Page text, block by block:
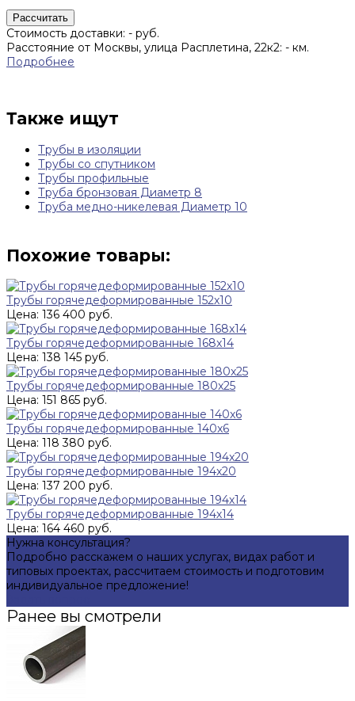
Рассчитать
Стоимость доставки: - руб.
Расстояние от Москвы, улица Расплетина, 22к2: - км.
Подробнее
Также ищут
Трубы в изоляции
Трубы со спутником
Трубы профильные
Труба бронзовая Диаметр 8
Труба медно-никелевая Диаметр 10
Похожие товары:
Трубы горячедеформированные 152x10
Цена: 136 400 руб.
Трубы горячедеформированные 168x14
Цена: 138 145 руб.
Трубы горячедеформированные 180x25
Цена: 151 865 руб.
Трубы горячедеформированные 140x6
Цена: 118 380 руб.
Трубы горячедеформированные 194x20
Цена: 137 200 руб.
Трубы горячедеформированные 194х14
Цена: 164 460 руб.
Нужна консультация?
Подробно расскажем о наших услугах, видах работ и
типовых проектах, рассчитаем стоимость и подготовим
индивидуальное предложение!
Ранее вы смотрели